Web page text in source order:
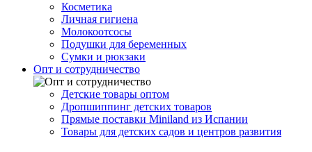
Косметика
Личная гигиена
Молокоотсосы
Подушки для беременных
Сумки и рюкзаки
Опт и сотрудничество
Детские товары оптом
Дропшиппинг детских товаров
Прямые поставки Miniland из Испании
Товары для детских садов и центров развития